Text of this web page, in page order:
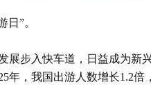
日”。
展步入快车道，日益成为新
年，我国出游人数增长1.2